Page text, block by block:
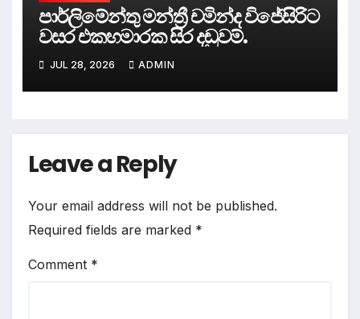
පාර්ලිමේන්තු මන්ත්‍රී චමින්ද විජේසිරිට
වසර එකහමාරක සිර දඬුවම්.
JUL 28, 2026 ADMIN
Leave a Reply
Your email address will not be published.
Required fields are marked *
Comment *